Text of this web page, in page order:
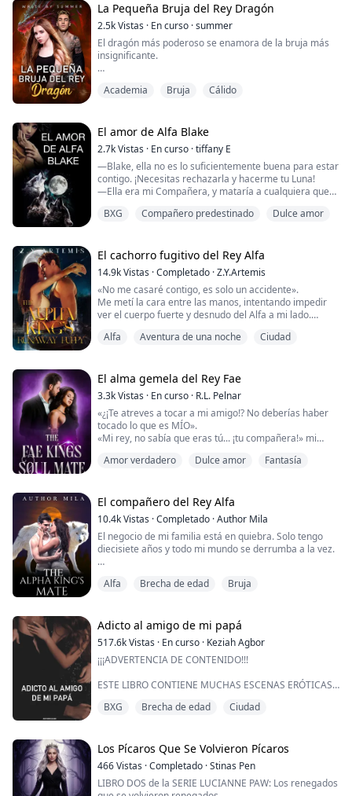
"Seré gentil", eso la hizo sentir de alguna manera
segura, por un segundo.
Él le dijo que se relajara un poco, solo para sentirse
mejor. Ella asintió, pero cada vez...
La Pequeña Bruja del Rey Dragón
2.5kVistas · En curso ·summer
El dragón más poderoso se enamora de la bruja más
insignificante.
dragón en la mazmorra.
¿O incluso mi dolor físico? ¿Qué demonios está
pasando aquí?
—¿Me lo dirás o no? —el malvado rey dragón Riven se
acercó más a mí y susurró en mi oído—. ¿De qué sirve
tener una boca si no puedes habla...
Academia Bruja Cálido
El amor de Alfa Blake
2.7kVistas · En curso ·tiffany E
—Blake, ella no es lo suficientemente buena para estar
contigo. ¡Necesitas rechazarla y hacerme tu Luna!
—Ella era mi Compañera, y mataría a cualquiera que
muerte de su madre, se muda a un pequeño pueblo
con su hermano mayor. Toda su vida cambia cuando
conoce a un chico en e...
BXG Compañero predestinado Dulce amor
El cachorro fugitivo del Rey Alfa
14.9kVistas ·Completado ·Z.Y.Artemis
«No me casaré contigo, es solo un accidente».
Me metí la cara entre las manos, intentando impedir
ver el cuerpo fuerte y desnudo del Alfa a mi lado.
sabía su nombre. ¿Qué diablos hice anoche después de
agarró la mano con fuerza, sus ojos ardían de peligro.
«No, eso es imposible...» ...
Alfa Aventura de una noche Ciudad
El alma gemela del Rey Fae
3.3kVistas · En curso · R.L. Pelnar
«¿¡Te atreves a tocar a mi amigo!? No deberías haber
tocado lo que es MÍO».
«Mi rey, no sabía que eras tú... ¡tu compañera!» mi
sentir que el miedo tan real impregna el aire.
no tiene ni idea de cuál es su verdadera identidad. Su
poder es limitado en el reino de los mortales.
El Rey Fae se está v...
Amor verdadero Dulce amor Fantasía
El compañero del Rey Alfa
10.4kVistas ·Completado ·Author Mila
El negocio de mi familia está en quiebra. Solo tengo
diecisiete años y todo mi mundo se derrumba a la vez.
Me dolió profundamente y me dolió mucho ver a las
Pero, ninguno de ellos se arrepintió de sus acciones. En
vez de eso, se burlaron de mí por considerarme una
heredera caída...
Alfa Brecha de edad Bruja
Adicto al amigo de mi papá
517.6kVistas · En curso · Keziah Agbor
¡¡¡ADVERTENCIA DE CONTENIDO!!!
ESTE LIBRO CONTIENE MUCHAS ESCENAS ERÓTICAS,
CUERDAS, SOMNOFILIA Y JUEGOS PRIMITIVOS.
PARA ADULTOS.
ESTE LIBRO ES UNA COLECCIÓN DE LIBROS MUY
OBSCENOS QUE DEJARÁN TUS BRAGAS MOJADAS Y TE
PONDRÁN MANOS A LA OBRA CON LOS VIBRADORES.
BXG Brecha de edad Ciudad
Los Pícaros Que Se Volvieron Pícaros
466Vistas ·Completado ·Stinas Pen
LIBRO DOS de la SERIE LUCIANNE PAW: Los renegados